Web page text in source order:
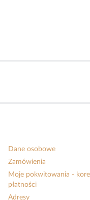
Dane osobowe
Zamówienia
Moje pokwitowania -
płatności
Adresy